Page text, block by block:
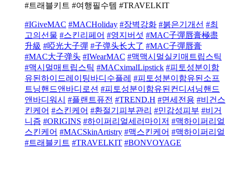
#트래블키트 #여행필수템 #TRAVELKIT
#IGiveMAC #MACHoliday #장벽강화 #붉은기개선 #최
고의선물 #스킨리페어 #영지버섯 #MAC子彈唇膏極盡
升級 #啞光大子彈 #子弹头长大了 #MAC子彈唇膏
#MAC大子弹头 #IWearMAC #맥맥시멀실키매트립스틱
#맥시멀매트립스틱 #MACximalLipstick #피토성분이함
유된하이드레이팅바디수플레 #피토성분이함유된소프
트닝핸드앤바디로션 #피토성분이함유된컨디셔닝핸드
앤바디워시 #플랜트퓨전 #TREND.H #면세전용 #비건스
킨케어 #스킨케어 #환절기피부관리 #민감성피부 #비거
니즘 #ORIGINS #하이퍼리얼세러마이저 #맥하이퍼리얼
스킨케어 #MACSkinArtistry #맥스킨케어 #맥하이퍼리얼
#트래블키트 #TRAVELKIT #BONVOYAGE